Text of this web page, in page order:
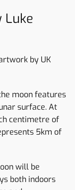
Luke
by UK
moon features
surface. At
centimetre of
5km of
will be
both indoors